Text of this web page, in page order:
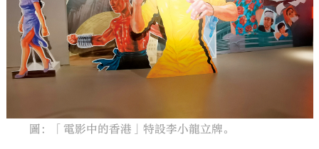
圖：「電影中的香港」特設李小龍立牌。